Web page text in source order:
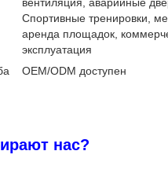
вентиляция, аварийные
Спортивные тренировки,
аренда площадок,
эксплуатация
OEM/ODM доступен
нас?